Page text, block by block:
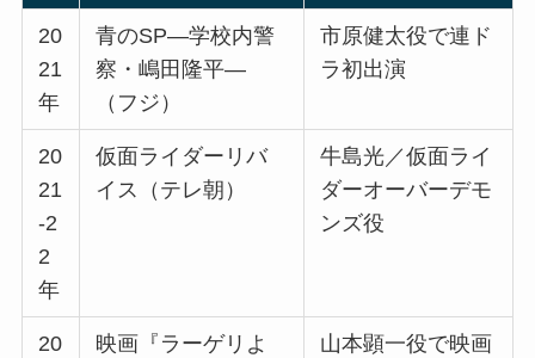
20
21
年
青のSP―学校内警
察・嶋田隆平―
（フジ）
市原健太役で連ド
ラ初出演
20
21
-2
2
年
仮面ライダーリバ
イス（テレ朝）
牛島光／仮面ライ
ダーオーバーデモ
ンズ役
20
映画『ラーゲリよ
山本顕一役で映画